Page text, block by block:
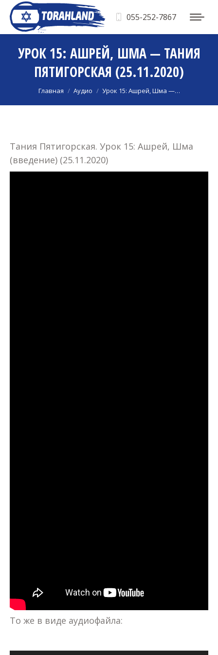
055-252-7867
УРОК 15: АШРЕЙ, ШМА — ТАНИЯ
ПЯТИГОРСКАЯ (25.11.2020)
Вы здесь:
Главная Аудио Урок 15: Ашрей, Шма —…
Тания Пятигорская. Урок 15: Ашрей, Шма
(введение) (25.11.2020)
То же в виде аудиофайла: